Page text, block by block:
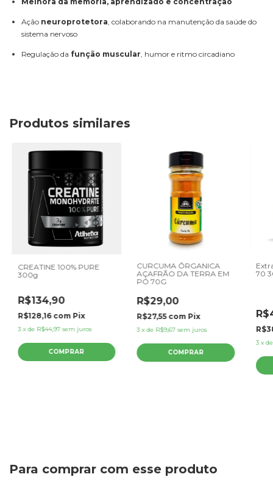
Ação neuroprotetora , colaborando na manutenção da saúde do
sistema nervoso
Regulação da função muscular , humor e ritmo circadiano
Produtos similares
CREATINE 100% PURE
300g
R$134,90
R$128,16 com Pix
3 xde R$44,97 sem juros
CURCUMA ÔRGANICA
AÇAFRÃO DA TERRA EM
PÓ 70G
R$29,00
R$27,55 com Pix
3 xde R$9,67 sem juros
70
3 x
Para comprar com esse produto